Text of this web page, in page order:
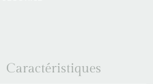
Caractéristiques